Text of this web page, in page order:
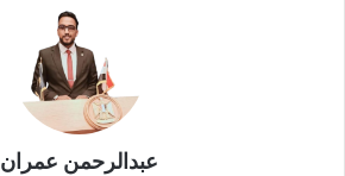
عبدالرحمن عمران